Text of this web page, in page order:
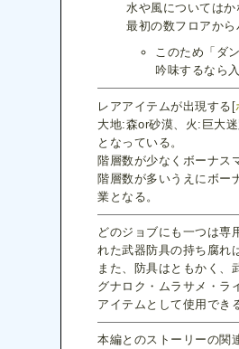
水や風についてはか
最初の数フロアから
このため「ダ
吟味するなら
レアアイテムが出現する[
大地:森or砂漠、火:巨大
となっている。
階層数が少なくボーナス
階層数が多いうえにボー
業となる。
どのジョブにも一つは専
れた武器防具の持ち腐れ
また、防具はともかく、
グナロク・ムラサメ・ラ
アイテムとして使用でき
本編とのストーリーの関